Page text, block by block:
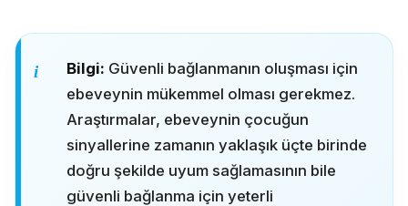
Bilgi: Güvenli bağlanmanın oluşması için
ebeveynin mükemmel olması gerekmez.
Araştırmalar, ebeveynin çocuğun
sinyallerine zamanın yaklaşık üçte birinde
doğru şekilde uyum sağlamasının bile
güvenli bağlanma için yeterli